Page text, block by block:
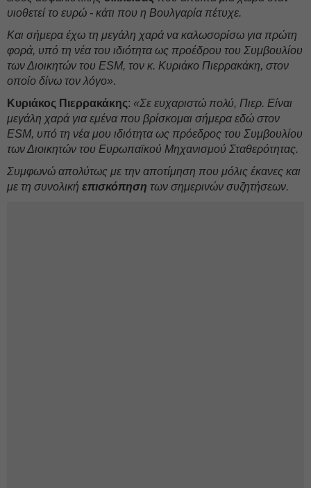
υιοθετεί το ευρώ - κάτι που η Βουλγαρία πέτυχε.
Και σήμερα έχω τη μεγάλη χαρά να καλωσορίσω για πρώτη
φορά, υπό τη νέα του ιδιότητα ως προέδρου του Συμβουλίου
των Διοικητών του ESM, τον κ. Κυριάκο Πιερρακάκη, στον
οποίο δίνω τον λόγο».
Κυριάκος Πιερρακάκης: «Σε ευχαριστώ πολύ, Πιερ. Είναι
μεγάλη χαρά για εμένα που βρίσκομαι σήμερα εδώ στον
ESM, υπό τη νέα μου ιδιότητα ως πρόεδρος του Συμβουλίου
των Διοικητών του Ευρωπαϊκού Μηχανισμού Σταθερότητας.
Συμφωνώ απολύτως με την αποτίμηση που μόλις έκανες και
με τη συνολική επισκόπηση των σημερινών συζητήσεων.